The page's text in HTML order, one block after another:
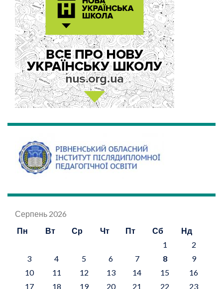
Серпень 2026
Пн
Вт Ср Чт Пт Сб
Нд
1
2
3
4 5 6 7 8
9
10
11 12 13 14 15
16
17
18 19 20 21 22 23